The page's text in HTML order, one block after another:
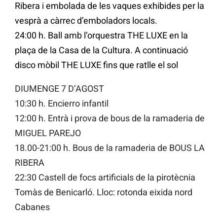
Ribera i embolada de les vaques exhibides per la
vesprà a càrrec d’emboladors locals.
24:00 h. Ball amb l’orquestra THE LUXE en la
plaça de la Casa de la Cultura. A continuació
disco mòbil THE LUXE fins que ratlle el sol
DIUMENGE 7 D’AGOST
10:30 h. Encierro infantil
12:00 h. Entrà i prova de bous de la ramaderia de
MIGUEL PAREJO
18.00-21:00 h. Bous de la ramaderia de BOUS LA
RIBERA
22:30 Castell de focs artificials de la pirotècnia
Tomàs de Benicarló. Lloc: rotonda eixida nord
Cabanes